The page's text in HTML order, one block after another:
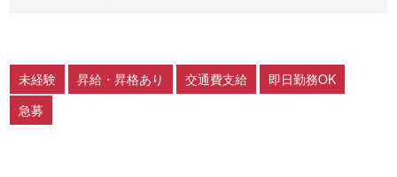
未経験 昇給・昇格あり 交通費支給
即日勤務OK
急募